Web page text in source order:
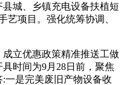
城、乡镇充电设备扶植短
艺项目。强化统筹协调、
立优惠政策精准推送工做
时间为9月28日前，聚焦
一是完美废旧产物设备收